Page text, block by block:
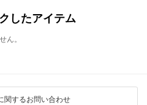
したアイテム
ん。
関するお問い合わせ